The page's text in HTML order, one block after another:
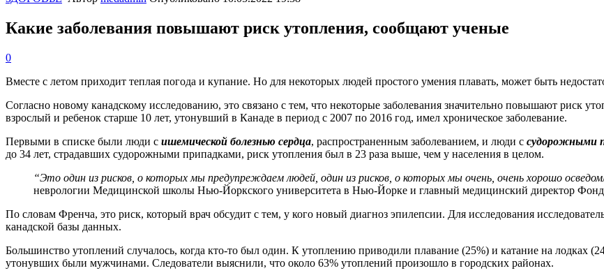
Какие заболевания повышают риск утопления, сообщают ученые
0
Вместе с летом приходит теплая погода и купание. Но для некоторых людей простого умения плавать, может быть
Согласно новому канадскому исследованию, это связано с тем, что некоторые заболевания значительно повышают риск
взрослый и ребенок старше 10 лет, утонувший в Канаде в период с 2007 по 2016 год, имел хроническое заболевание.
Первыми в списке были люди с ишемической болезнью сердца, распространенным заболеванием, и люди с судорожными
до 34 лет, страдавших судорожными припадками, риск утопления был в 23 раза выше, чем у населения в целом.
“Это один из рисков, о которых мы предупреждаем людей, один из рисков, о которых мы очень, очень хорошо
неврологии Медицинской школы Нью-Йоркского университета в Нью-Йорке и главный медицинский директор
По словам Френча, это риск, который врач обсудит с тем, у кого новый диагноз эпилепсии. Для исследования
канадской базы данных.
Большинство утоплений случалось, когда кто-то был один. К утоплению приводили плавание (25%) и катание на лодках
утонувших были мужчинами. Следователи выяснили, что около 63% утоплений произошло в городских районах.